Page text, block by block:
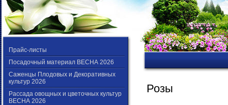
Прайс-листы
Посадочный материал ВЕСНА 2026
Саженцы Плодовых и Декоративных
культур 2026
Рассада овощных и цветочных культур
ВЕСНА 2026
Розы